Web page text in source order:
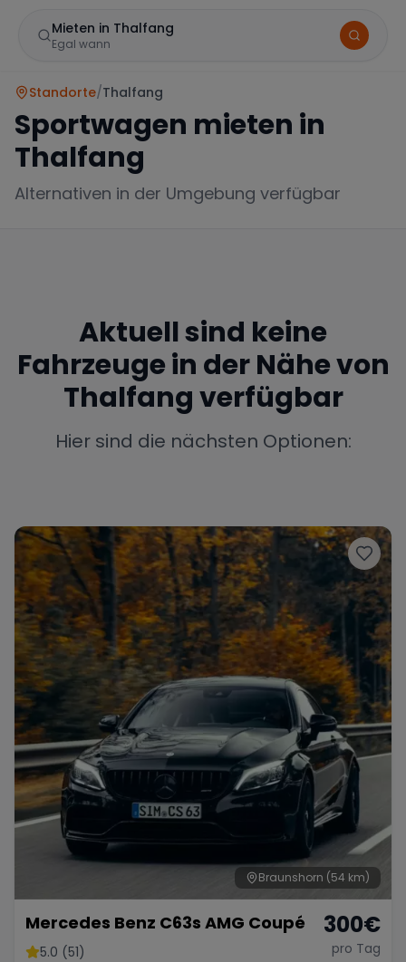
Mieten in Thalfang
Egal wann
Mercedes BMW Audi
Tesla Chevrolet Dodge
Bentley Aston Martin
Bugatti Lotus Maserati
Standorte/Thalfang
Sportwagen mieten in
Thalfang
Alternativen in der Umgebung verfügbar
Aktuell sind keine
Fahrzeuge in der Nähe von
Thalfangverfügbar
Hier sind die nächsten Optionen:
Braunshorn (54 km)
Mercedes Benz C63s AMG Coupé
5.0 (51)
300€
pro Tag